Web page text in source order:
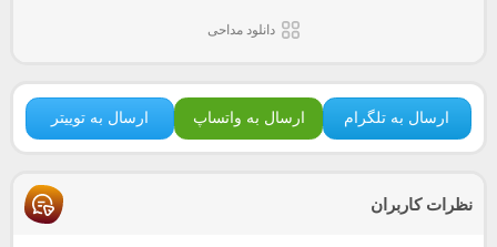
دانلود مداحی
ارسال به تلگرام ارسال به واتساپ ارسال به توییتر
نظرات کاربران